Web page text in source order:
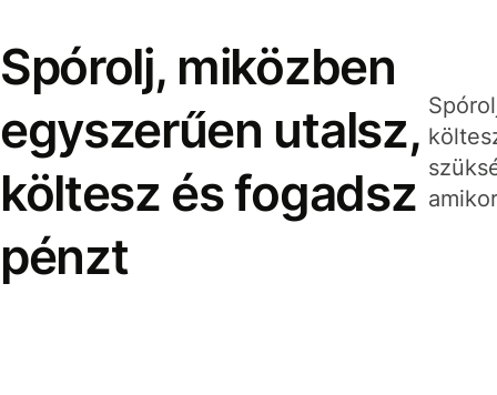
Spórolj, miközben
egyszerűen utalsz,
költesz és fogadsz
pénzt